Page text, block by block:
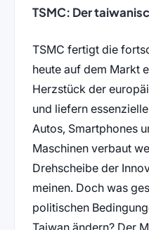
TSMC: Der
TSMC fertigt die
heute auf dem Markt
Herzstück der
und liefern
Autos, Smartphones
Maschinen verbaut
Drehscheibe der
meinen. Doch was
politischen
Taiwan ändern? Der